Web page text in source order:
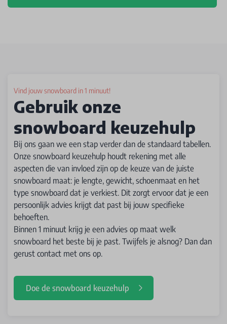
Vind jouw snowboard in 1 minuut!
Gebruik onze
snowboard keuzehulp
Bij ons gaan we een stap verder dan de standaard tabellen.
Onze snowboard keuzehulp houdt rekening met alle
aspecten die van invloed zijn op de keuze van de juiste
snowboard maat: je lengte, gewicht, schoenmaat en het
type snowboard dat je verkiest. Dit zorgt ervoor dat je een
persoonlijk advies krijgt dat past bij jouw specifieke
behoeften.
Binnen 1 minuut krijg je een advies op maat welk
snowboard het beste bij je past. Twijfels je alsnog? Dan dan
gerust contact met ons op.
Doe de snowboard keuzehulp